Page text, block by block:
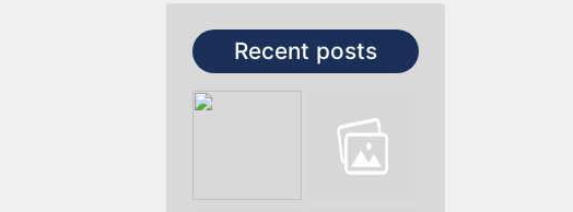
Recent posts